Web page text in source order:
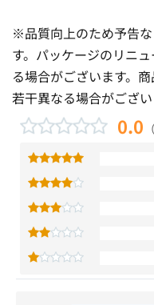
※品質向上のため予告
す。パッケージのリニ
る場合がございます。
若干異なる場合がござい
0.0 （